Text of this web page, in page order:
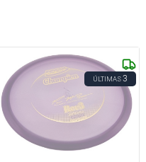
ÚLTIMAS3